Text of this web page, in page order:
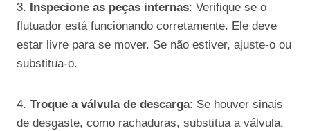
3. Inspecione as peças internas: Verifique se o
flutuador está funcionando corretamente. Ele deve
estar livre para se mover. Se não estiver, ajuste-o ou
substitua-o.
4. Troque a válvula de descarga: Se houver sinais
de desgaste, como rachaduras, substitua a válvula.